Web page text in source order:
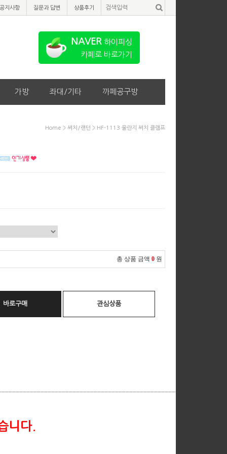
공지사항 질문과 답변 상품후기
가방 좌대/기타 까페공구방
NAVER 하이피싱
카페로 바로가기
Home > 써치/랜턴 > HF-1113 울란지 써치 클램프
총 상품 금액 0 원
바로구매 관심상품
니다.